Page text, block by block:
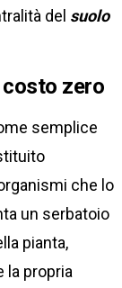
del suolo
costo zero
semplice
che lo
un serbatoio
pianta,
la propria